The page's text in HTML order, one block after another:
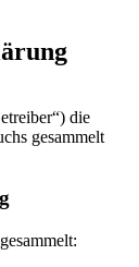
die
gesammelt